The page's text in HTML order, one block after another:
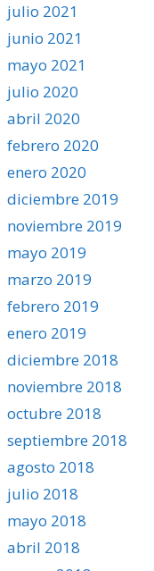
julio 2021
junio 2021
mayo 2021
julio 2020
abril 2020
febrero 2020
enero 2020
diciembre 2019
noviembre 2019
mayo 2019
marzo 2019
febrero 2019
enero 2019
diciembre 2018
noviembre 2018
octubre 2018
septiembre 2018
agosto 2018
julio 2018
mayo 2018
abril 2018